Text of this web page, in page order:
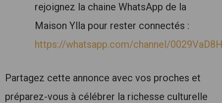
rejoignez la chaine WhatsApp de la
Maison Ylla pour rester connectés :
https://whatsapp.com/channel/
Partagez cette annonce avec vos proches et
préparez-vous à célébrer la richesse culturelle